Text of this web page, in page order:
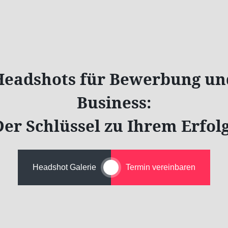
für Bewerbung
Business:
Schlüssel zu Ihrem
Headshot Galerie Termin vereinbaren